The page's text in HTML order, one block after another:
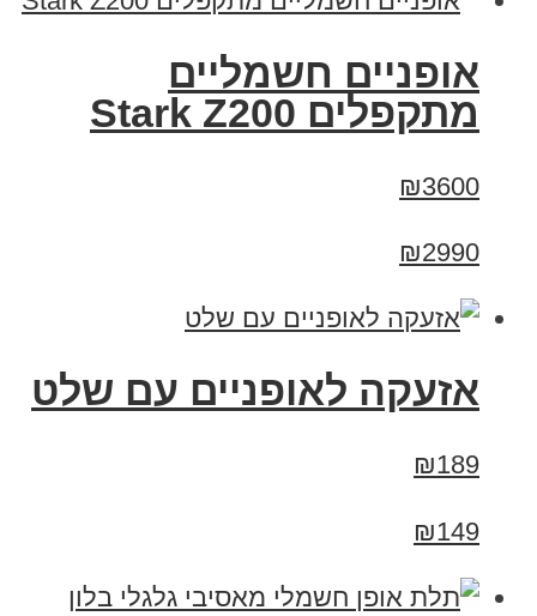
‏אופניים חשמליים
‏מתקפלים Stark Z200
₪3600
₪2990
אזעקה לאופניים עם שלט
₪189
₪149